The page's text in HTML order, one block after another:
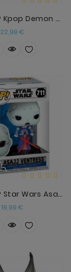
Figura POP Kpop Demon Hunters Jinu
22,99 €Precio
Figura POP Star Wars Asajj Ventress
19,99 €Precio